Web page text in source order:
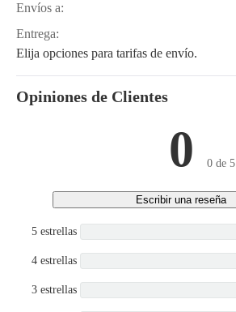
Envíos a:
Entrega:
Elija opciones para tarifas de envío.
Opiniones de Clientes
0 0 de 5
Escribir una reseña
5 estrellas
4 estrellas
3 estrellas